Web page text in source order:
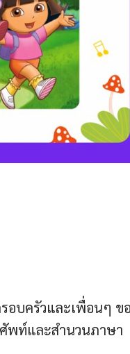
รอบครัวและเพื่อนๆ ข
ศัพท์และสำนวนภาษา